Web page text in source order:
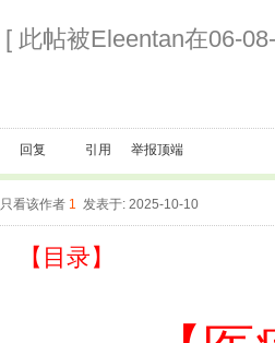
[ 此帖被Eleentan在06-
回复 引用 举报顶端
只看该作者 1 发表于: 2025-10-10
【目录】